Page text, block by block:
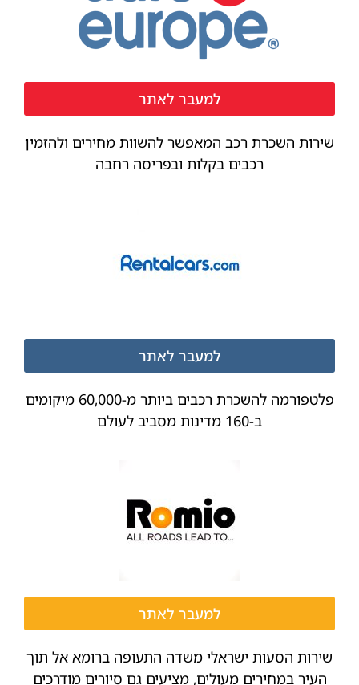
למעבר לאתר
שירות השכרת רכב המאפשר להשוות מחירים ולהזמין
רכבים בקלות ובפריסה רחבה
למעבר לאתר
פלטפורמה להשכרת רכבים ביותר מ-60,000 מיקומים
ב-160 מדינות מסביב לעולם
למעבר לאתר
שירות הסעות ישראלי משדה התעופה ברומא אל תוך
העיר במחירים מעולים, מציעים גם סיורים מודרכים